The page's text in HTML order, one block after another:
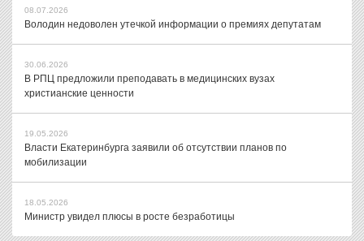
08.07.2026
Володин недоволен утечкой информации о премиях депутатам
30.06.2026
В РПЦ предложили преподавать в медицинских вузах
христианские ценности
19.05.2026
Власти Екатеринбурга заявили об отсутствии планов по
мобилизации
18.05.2026
Министр увидел плюсы в росте безработицы